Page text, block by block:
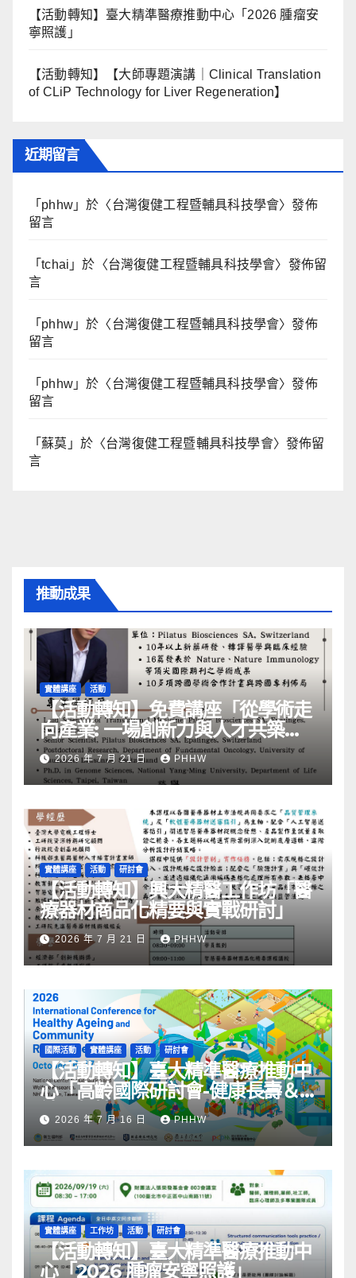
【活動轉知】臺大精準醫療推動中心「2026 腫瘤安
寧照護」
【活動轉知】【大師專題演講｜Clinical Translation
of CLiP Technology for Liver Regeneration】
近期留言
「 phhw 」於〈台灣復健工程暨輔具科技學會〉發佈
留言
「tchai 」於〈台灣復健工程暨輔具科技學會〉發佈留
言
「 phhw 」於〈台灣復健工程暨輔具科技學會〉發佈
留言
「 phhw 」於〈台灣復健工程暨輔具科技學會〉發佈
留言
「蘇莫 」於〈台灣復健工程暨輔具科技學會〉發佈留
言
推動成果
實體講座 活動
【活動轉知】免費講座「從學術走
向產業: ⼀場創新力與⼈才共築的
旅程」
2026 年 7 月 21 日 PHHW
實體講座 活動 研討會
【活動轉知】興大精醫工作坊「醫
療器材商品化精要與實戰研討」
2026 年 7 月 21 日 PHHW
國際活動 實體講座 活動 研討會
【活動轉知】臺大精準醫療推動中
心「高齡國際研討會-健康長壽＆
社區韌性」
2026 年 7 月 16 日 PHHW
實體講座 工作坊 活動 研討會
【活動轉知】臺大精準醫療推動中
心「2026 腫瘤安寧照護」